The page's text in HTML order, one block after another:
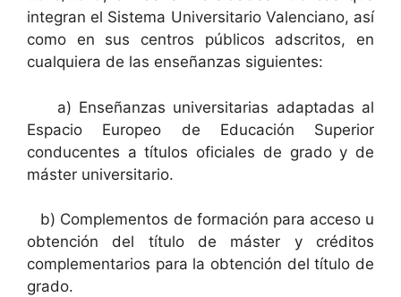
integran el Sistema Universitario Valenciano, así
como en sus centros públicos adscritos, en
cualquiera de las enseñanzas siguientes:
a) Enseñanzas universitarias adaptadas al
Espacio Europeo de Educación Superior
conducentes a títulos oficiales de grado y de
máster universitario.
b) Complementos de formación para acceso u
obtención del título de máster y créditos
complementarios para la obtención del título de
grado.